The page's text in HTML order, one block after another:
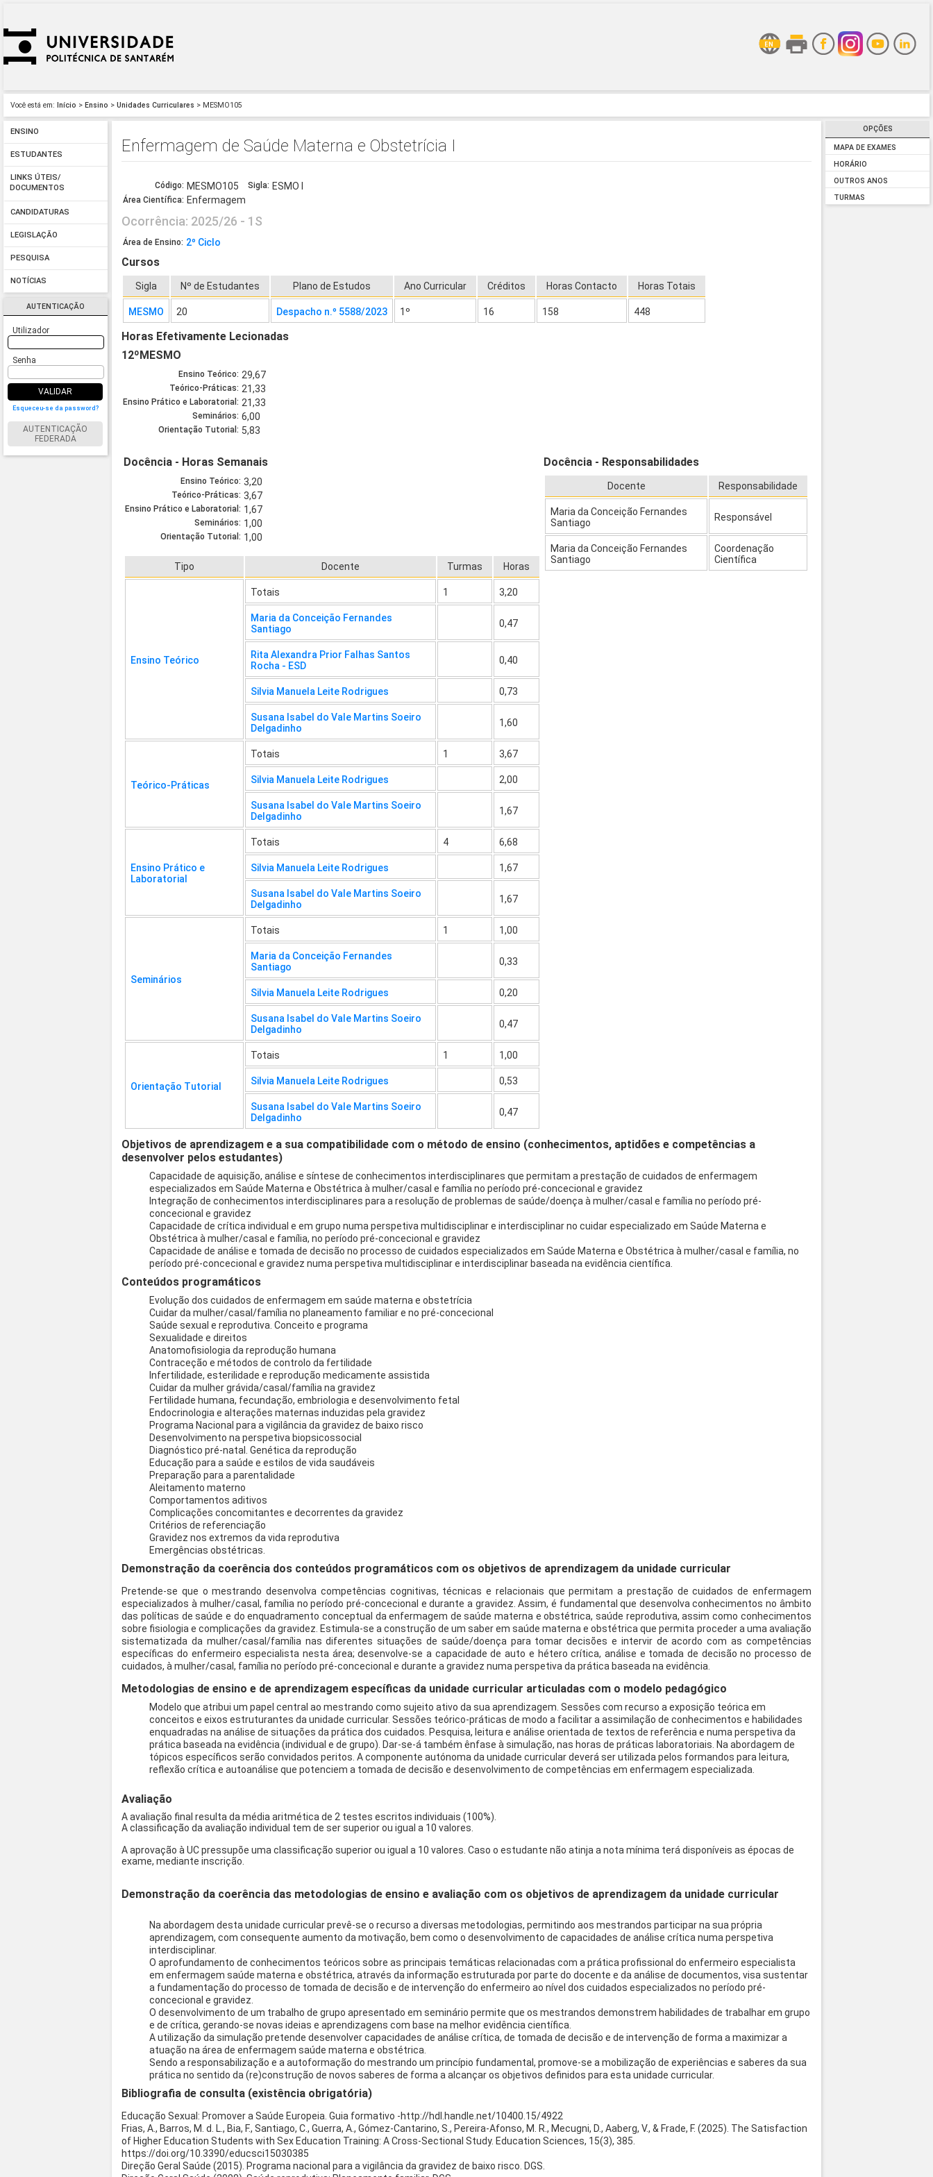
Você está em: Início > Ensino > Unidades Curriculares > MESMO105
ENSINO
ESTUDANTES
LINKS ÚTEIS/
DOCUMENTOS
CANDIDATURAS
LEGISLAÇÃO
PESQUISA
NOTÍCIAS
AUTENTICAÇÃO
Utilizador
Senha
VALIDAR
Esqueceu-se da password?
AUTENTICAÇÃO
FEDERADA
OPÇÕES
MAPA DE EXAMES
HORÁRIO
OUTROS ANOS
TURMAS
Enfermagem de Saúde Materna e Obstetrícia I
Código: MESMO105 Sigla: ESMO I
Área Científica: Enfermagem
Ocorrência: 2025/26 - 1S
Área de Ensino: 2º Ciclo
Cursos
Sigla Nº de Estudantes Plano de Estudos Ano Curricular Créditos Horas Contacto Horas Totais
MESMO 20 Despacho n.º 5588/2023 1º 16 158 448
Horas Efetivamente Lecionadas
12ºMESMO
Ensino Teórico: 29,67
Teórico-Práticas: 21,33
Ensino Prático e Laboratorial: 21,33
Seminários: 6,00
Orientação Tutorial: 5,83
Docência - Horas Semanais
Ensino Teórico: 3,20
Teórico-Práticas: 3,67
Ensino Prático e Laboratorial: 1,67
Seminários: 1,00
Orientação Tutorial: 1,00
Tipo Docente Turmas Horas
Ensino Teórico
Totais 1 3,20
Maria da Conceição Fernandes
Santiago
0,47
Rita Alexandra Prior Falhas Santos
Rocha - ESD
0,40
Silvia Manuela Leite Rodrigues 0,73
Susana Isabel do Vale Martins Soeiro
Delgadinho
1,60
Teórico-Práticas
Totais 1 3,67
Silvia Manuela Leite Rodrigues 2,00
Susana Isabel do Vale Martins Soeiro
Delgadinho
1,67
Ensino Prático e
Laboratorial
Totais 4 6,68
Silvia Manuela Leite Rodrigues 1,67
Susana Isabel do Vale Martins Soeiro
Delgadinho
1,67
Seminários
Totais 1 1,00
Maria da Conceição Fernandes
Santiago
0,33
Silvia Manuela Leite Rodrigues 0,20
Susana Isabel do Vale Martins Soeiro
Delgadinho
0,47
Orientação Tutorial
Totais 1 1,00
Silvia Manuela Leite Rodrigues 0,53
Susana Isabel do Vale Martins Soeiro
Delgadinho
0,47
Docência - Responsabilidades
Docente Responsabilidade
Maria da Conceição Fernandes
Santiago
Responsável
Maria da Conceição Fernandes
Santiago
Coordenação
Científica
Objetivos de aprendizagem e a sua compatibilidade com o método de ensino (conhecimentos, aptidões e competências a
desenvolver pelos estudantes)
Capacidade de aquisição, análise e síntese de conhecimentos interdisciplinares que permitam a prestação de cuidados de enfermagem
especializados em Saúde Materna e Obstétrica à mulher/casal e família no período pré-concecional e gravidez
Integração de conhecimentos interdisciplinares para a resolução de problemas de saúde/doença à mulher/casal e família no período pré-
concecional e gravidez
Capacidade de crítica individual e em grupo numa perspetiva multidisciplinar e interdisciplinar no cuidar especializado em Saúde Materna e
Obstétrica à mulher/casal e família, no período pré-concecional e gravidez
Capacidade de análise e tomada de decisão no processo de cuidados especializados em Saúde Materna e Obstétrica à mulher/casal e família, no
período pré-concecional e gravidez numa perspetiva multidisciplinar e interdisciplinar baseada na evidência científica.
Conteúdos programáticos
Evolução dos cuidados de enfermagem em saúde materna e obstetrícia
Cuidar da mulher/casal/família no planeamento familiar e no pré-concecional
Saúde sexual e reprodutiva. Conceito e programa
Sexualidade e direitos
Anatomofisiologia da reprodução humana
Contraceção e métodos de controlo da fertilidade
Infertilidade, esterilidade e reprodução medicamente assistida
Cuidar da mulher grávida/casal/família na gravidez
Fertilidade humana, fecundação, embriologia e desenvolvimento fetal
Endocrinologia e alterações maternas induzidas pela gravidez
Programa Nacional para a vigilância da gravidez de baixo risco
Desenvolvimento na perspetiva biopsicossocial
Diagnóstico pré-natal. Genética da reprodução
Educação para a saúde e estilos de vida saudáveis
Preparação para a parentalidade
Aleitamento materno
Comportamentos aditivos
Complicações concomitantes e decorrentes da gravidez
Critérios de referenciação
Gravidez nos extremos da vida reprodutiva
Emergências obstétricas.
Demonstração da coerência dos conteúdos programáticos com os objetivos de aprendizagem da unidade curricular
Pretende-se que o mestrando desenvolva competências cognitivas, técnicas e relacionais que permitam a prestação de cuidados de enfermagem
especializados à mulher/casal, família no período pré-concecional e durante a gravidez. Assim, é fundamental que desenvolva conhecimentos no âmbito
das políticas de saúde e do enquadramento conceptual da enfermagem de saúde materna e obstétrica, saúde reprodutiva, assim como conhecimentos
sobre fisiologia e complicações da gravidez. Estimula-se a construção de um saber em saúde materna e obstétrica que permita proceder a uma avaliação
sistematizada da mulher/casal/família nas diferentes situações de saúde/doença para tomar decisões e intervir de acordo com as competências
específicas do enfermeiro especialista nesta área; desenvolve-se a capacidade de auto e hétero crítica, análise e tomada de decisão no processo de
cuidados, à mulher/casal, família no período pré-concecional e durante a gravidez numa perspetiva da prática baseada na evidência.
Metodologias de ensino e de aprendizagem específicas da unidade curricular articuladas com o modelo pedagógico
Modelo que atribui um papel central ao mestrando como sujeito ativo da sua aprendizagem. Sessões com recurso a exposição teórica em
conceitos e eixos estruturantes da unidade curricular. Sessões teórico-práticas de modo a facilitar a assimilação de conhecimentos e habilidades
enquadradas na análise de situações da prática dos cuidados. Pesquisa, leitura e análise orientada de textos de referência e numa perspetiva da
prática baseada na evidência (individual e de grupo). Dar-se-á também ênfase à simulação, nas horas de práticas laboratoriais. Na abordagem de
tópicos específicos serão convidados peritos. A componente autónoma da unidade curricular deverá ser utilizada pelos formandos para leitura,
reflexão crítica e autoanálise que potenciem a tomada de decisão e desenvolvimento de competências em enfermagem especializada.
Avaliação
A avaliação final resulta da média aritmética de 2 testes escritos individuais (100%).
A classificação da avaliação individual tem de ser superior ou igual a 10 valores.
A aprovação à UC pressupõe uma classificação superior ou igual a 10 valores. Caso o estudante não atinja a nota mínima terá disponíveis as épocas de
exame, mediante inscrição.
Demonstração da coerência das metodologias de ensino e avaliação com os objetivos de aprendizagem da unidade curricular
Na abordagem desta unidade curricular prevê-se o recurso a diversas metodologias, permitindo aos mestrandos participar na sua própria
aprendizagem, com consequente aumento da motivação, bem como o desenvolvimento de capacidades de análise crítica numa perspetiva
interdisciplinar.
O aprofundamento de conhecimentos teóricos sobre as principais temáticas relacionadas com a prática profissional do enfermeiro especialista
em enfermagem saúde materna e obstétrica, através da informação estruturada por parte do docente e da análise de documentos, visa sustentar
a fundamentação do processo de tomada de decisão e de intervenção do enfermeiro ao nível dos cuidados especializados no período pré-
concecional e gravidez.
O desenvolvimento de um trabalho de grupo apresentado em seminário permite que os mestrandos demonstrem habilidades de trabalhar em grupo
e de crítica, gerando-se novas ideias e aprendizagens com base na melhor evidência científica.
A utilização da simulação pretende desenvolver capacidades de análise crítica, de tomada de decisão e de intervenção de forma a maximizar a
atuação na área de enfermagem saúde materna e obstétrica.
Sendo a responsabilização e a autoformação do mestrando um princípio fundamental, promove-se a mobilização de experiências e saberes da sua
prática no sentido da (re)construção de novos saberes de forma a alcançar os objetivos definidos para esta unidade curricular.
Bibliografia de consulta (existência obrigatória)
Educação Sexual: Promover a Saúde Europeia. Guia formativo -http://hdl.handle.net/10400.15/4922
Frias, A., Barros, M. d. L., Bia, F., Santiago, C., Guerra, A., Gómez-Cantarino, S., Pereira-Afonso, M. R., Mecugni, D., Aaberg, V., & Frade, F. (2025). The Satisfaction
of Higher Education Students with Sex Education Training: A Cross-Sectional Study. Education Sciences, 15(3), 385.
https://doi.org/10.3390/educsci15030385
Direção Geral Saúde (2015). Programa nacional para a vigilância da gravidez de baixo risco. DGS.